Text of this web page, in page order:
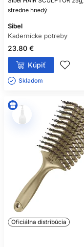
stredne hnedý
Sibel
Kadernícke potreby
23.80 €
Kúpiť
Skladom ㅤ
Oficiálna distribúcia